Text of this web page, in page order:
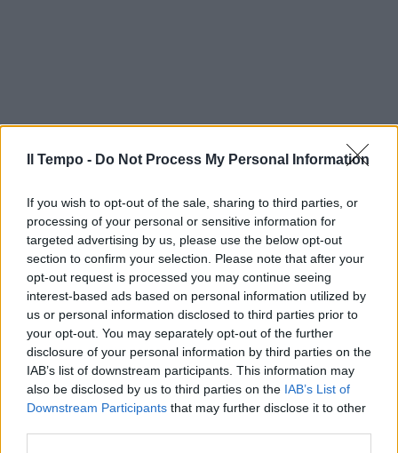
Il Tempo - Do Not Process My Personal Information
If you wish to opt-out of the sale, sharing to third parties, or
processing of your personal or sensitive information for
targeted advertising by us, please use the below opt-out
section to confirm your selection. Please note that after your
opt-out request is processed you may continue seeing
interest-based ads based on personal information utilized by
us or personal information disclosed to third parties prior to
your opt-out. You may separately opt-out of the further
disclosure of your personal information by third parties on the
IAB’s list of downstream participants. This information may
also be disclosed by us to third parties on the IAB’s List of
Downstream Participants that may further disclose it to other